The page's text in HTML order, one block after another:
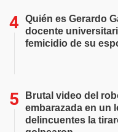
Quién es Gerardo
docente
femicidio de su
Brutal video del
embarazada en un
delincuentes la